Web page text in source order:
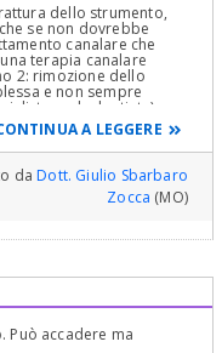
dello strumento,
se non dovrebbe
canalare che
terapia canalare
2: rimozione dello
e non sempre
endodontista);
tempo delle reazioni peri
A LEGGERE
daDott. Giulio Sbarbaro
Zocca (MO)
Può accadere ma